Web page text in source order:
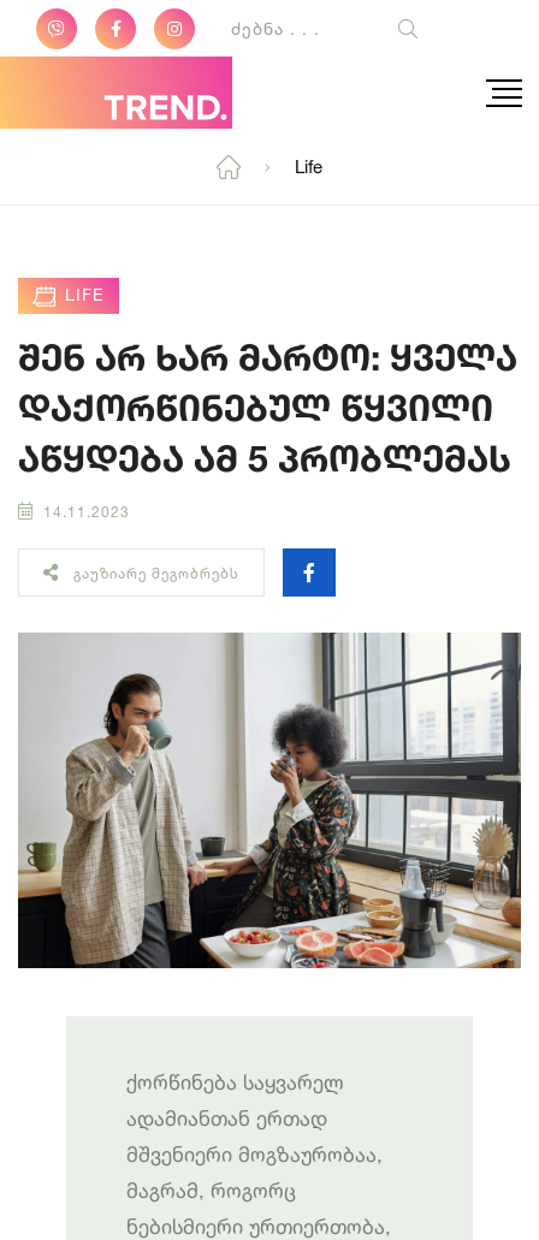
Life
LIFE
შენ არ ხარ მარტო: ყველა
დაქორწინებულ წყვილი
აწყდება ამ 5 პრობლემას
14.11.2023
ᲒᲐᲣᲖᲘᲐᲠᲔ ᲛᲔᲒᲝᲑᲠᲔᲑᲡ
ქორწინება საყვარელ
ადამიანთან ერთად
მშვენიერი მოგზაურობაა,
მაგრამ, როგორც
ნებისმიერი ურთიერთობა,